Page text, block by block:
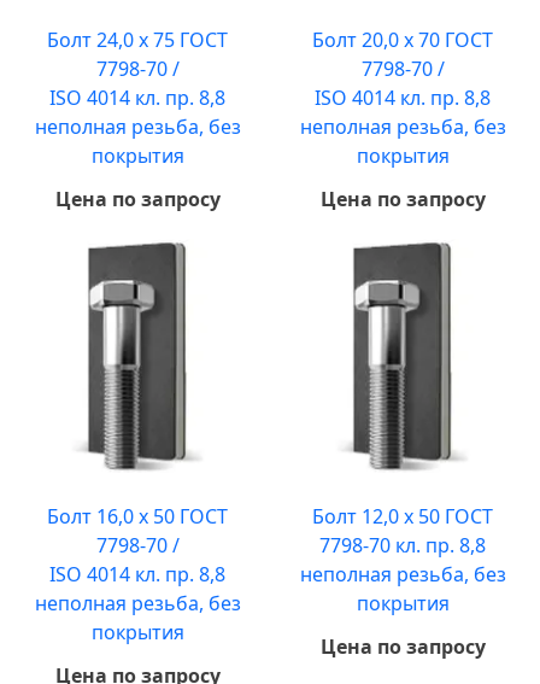
Болт 24,0 х 75 ГОСТ
7798-70 /
ISO 4014 кл. пр. 8,8
неполная резьба, без
покрытия
Цена по запросу
Болт 20,0 х 70 ГОСТ
7798-70 /
ISO 4014 кл. пр. 8,8
неполная резьба, без
покрытия
Цена по запросу
Болт 16,0 х 50 ГОСТ
7798-70 /
ISO 4014 кл. пр. 8,8
неполная резьба, без
покрытия
Цена по запросу
Болт 12,0 х 50 ГОСТ
7798-70 кл. пр. 8,8
неполная резьба, без
покрытия
Цена по запросу